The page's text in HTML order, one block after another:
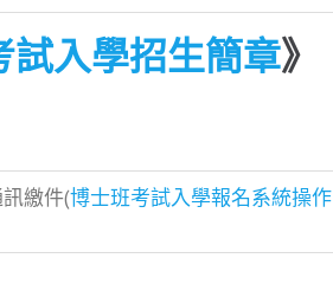
試入學招生簡章》
繳件(博士班考試入學報名系統操作